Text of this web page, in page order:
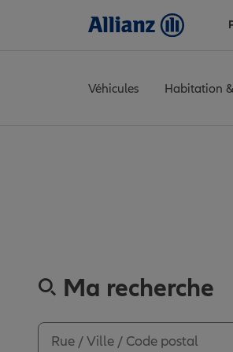
Véhicules Habitation
Ma recherche